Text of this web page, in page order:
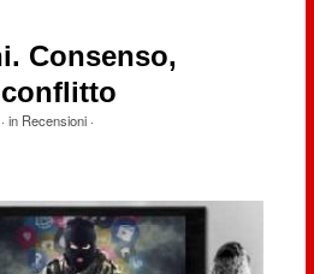
Consenso,
in Recensioni·